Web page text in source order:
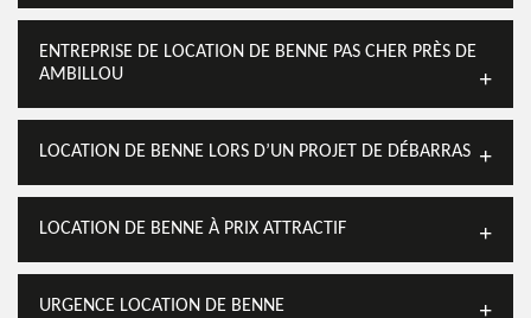
ENTREPRISE DE LOCATION DE BENNE PAS CHER PRÈS DE
AMBILLOU
LOCATION DE BENNE LORS D’UN PROJET DE DÉBARRAS
LOCATION DE BENNE À PRIX ATTRACTIF
URGENCE LOCATION DE BENNE